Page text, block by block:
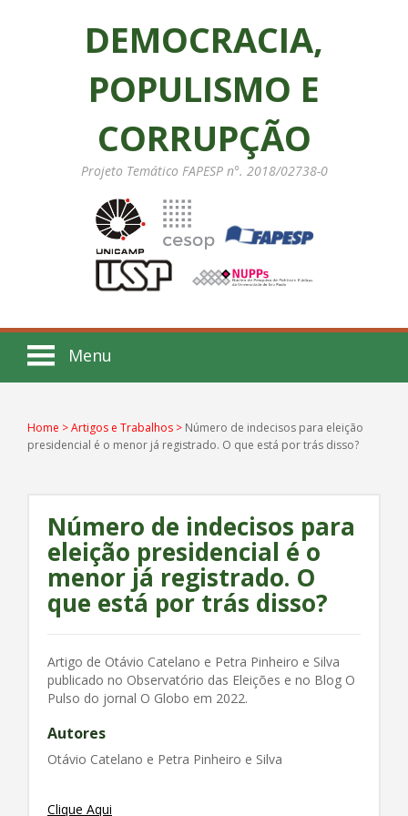
DEMOCRACIA,
POPULISMO E
CORRUPÇÃO
Projeto Temático FAPESP n°. 2018/02738-0
Menu
Home >Artigos e Trabalhos > Número de indecisos para eleição
presidencial é o menor já registrado. O que está por trás disso?
Número de indecisos para
eleição presidencial é o
menor já registrado. O
que está por trás disso?
Artigo de Otávio Catelano e Petra Pinheiro e Silva
publicado no Observatório das Eleições e no Blog O
Pulso do jornal O Globo em 2022.
Autores
Otávio Catelano e Petra Pinheiro e Silva
Clique Aqui